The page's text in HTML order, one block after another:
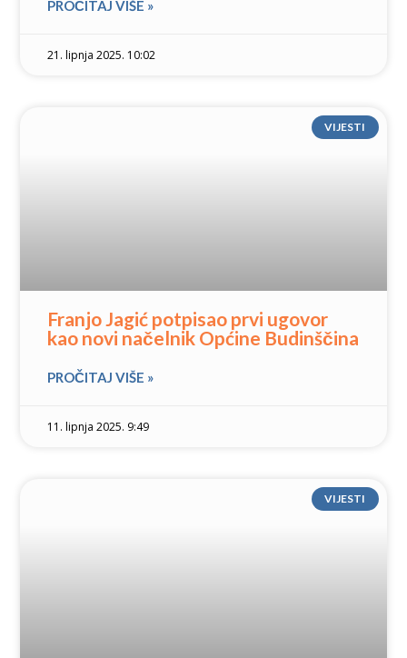
PROČITAJ VIŠE »
21. lipnja 2025. 10:02
VIJESTI
Franjo Jagić potpisao prvi ugovor
kao novi načelnik Općine Budinščina
PROČITAJ VIŠE »
11. lipnja 2025. 9:49
VIJESTI